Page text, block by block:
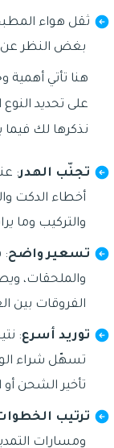
ثقل هواء
بغض النظر
هنا تأتي
على تحديد النوع
نذكرها لك فيما
تجنّب الهدر:
أخطاء الدكت
والتركيب وما
تسعير واضح:
والملحقات،
الفروقات بين
توريد أسرع:
تسهّل شراء
تأخير الشحن
ترتيب
ومسارات